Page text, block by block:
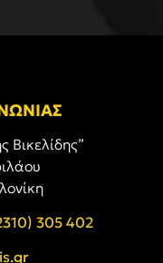
Βικελίδης”
305 402